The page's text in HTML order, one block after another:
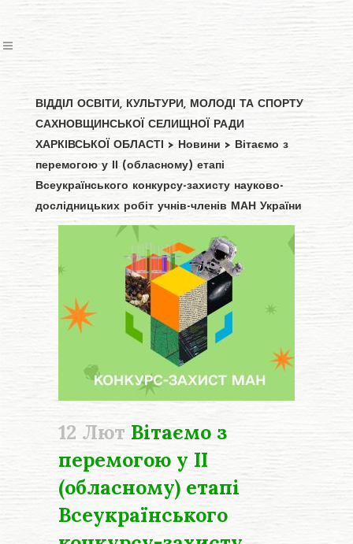
ВІДДІЛ ОСВІТИ, КУЛЬТУРИ, МОЛОДІ ТА СПОРТУ
САХНОВЩИНСЬКОЇ СЕЛИЩНОЇ РАДИ
ХАРКІВСЬКОЇ ОБЛАСТІ > Новини > Вітаємо з
перемогою у ІІ (обласному) етапі
Всеукраїнського конкурсу-захисту науково-
дослідницьких робіт учнів-членів МАН України
12 Лют Вітаємо з
перемогою у ІІ
(обласному) етапі
Всеукраїнського